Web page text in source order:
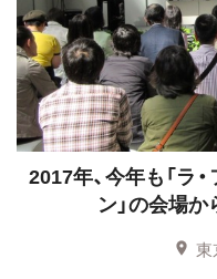
2017年、今年も「ラ
ン」の会場
東